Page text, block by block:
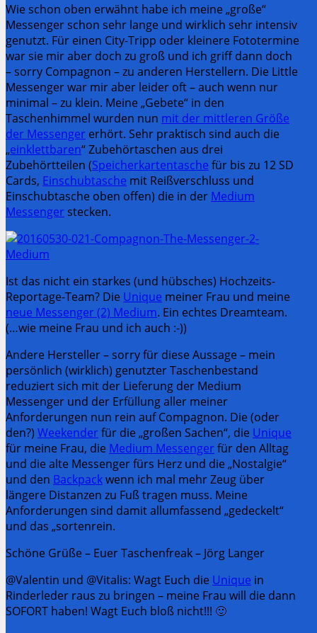
Wie schon oben erwähnt habe ich meine „große“
Messenger schon sehr lange und wirklich sehr intensiv
genutzt. Für einen City-Tripp oder kleinere Fototermine
war sie mir aber doch zu groß und ich griff dann doch
– sorry Compagnon – zu anderen Herstellern. Die Little
Messenger war mir aber leider oft – auch wenn nur
minimal – zu klein. Meine „Gebete“ in den
Taschenhimmel wurden nun mit der mittleren Größe
der Messenger erhört. Sehr praktisch sind auch die
„einklettbaren“ Zubehörtaschen aus drei
Zubehörtteilen (Speicherkartentasche für bis zu 12 SD
Cards, Einschubtasche mit Reißverschluss und
Einschubtasche oben offen) die in der Medium
Messenger stecken.
Ist das nicht ein starkes (und hübsches) Hochzeits-
Reportage-Team? Die Unique meiner Frau und meine
neue Messenger (2) Medium. Ein echtes Dreamteam.
(…wie meine Frau und ich auch :-))
Andere Hersteller – sorry für diese Aussage – mein
persönlich (wirklich) genutzter Taschenbestand
reduziert sich mit der Lieferung der Medium
Messenger und der Erfüllung aller meiner
Anforderungen nun rein auf Compagnon. Die (oder
den?) Weekender für die „großen Sachen“, die Unique
für meine Frau, die Medium Messenger für den Alltag
und die alte Messenger fürs Herz und die „Nostalgie“
und den Backpackwenn ich mal mehr Zeug über
längere Distanzen zu Fuß tragen muss. Meine
Anforderungen sind damit allumfassend „gedeckelt“
und das „sortenrein.
Schöne Grüße – Euer Taschenfreak – Jörg Langer
@Valentin und @Vitalis: Wagt Euch die Unique in
Rinderleder raus zu bringen – meine Frau will die dann
SOFORT haben! Wagt Euch bloß nicht!!! 🙂